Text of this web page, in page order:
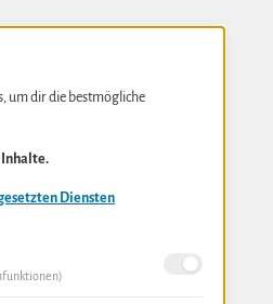
um dir die bestmögliche
Inhalte.
Diensten